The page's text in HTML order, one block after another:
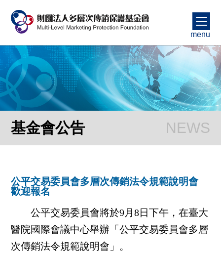
menu
基金會公告
公平交易委員會多層次傳銷法令規範說明會
歡迎報名
公平交易委員會將於9月8日下午，在臺大
醫院國際會議中心舉辦「公平交易委員會多層
次傳銷法令規範說明會」。